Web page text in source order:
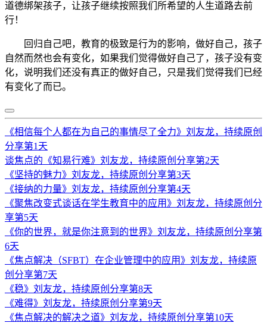
道德绑架孩子，让孩子继续按照我们所希望的人生道路去前
行！
回归自己吧，教育的极致是行为的影响，做好自己，孩子
自然而然也会有变化，如果我们觉得做好自己了，孩子没有变
化，说明我们还没有真正的做好自己，只是我们觉得我们已经
有变化了而已。
《相信每个人都在为自己的事情尽了全力》刘友龙，持续原创
分享第1天
谈焦点的《知易行难》刘友龙，持续原创分享第2天
《坚持的魅力》刘友龙，持续原创分享第3天
《接纳的力量》刘友龙，持续原创分享第4天
《聚焦改变式谈话在学生教育中的应用》刘友龙，持续原创分
享第5天
《你的世界，就是你注意到的世界》刘友龙，持续原创分享第
6天
《焦点解决（SFBT）在企业管理中的应用》刘友龙，持续原
创分享第7天
《稳》刘友龙，持续原创分享第8天
《难得》刘友龙，持续原创分享第9天
《焦点解决的解决之道》刘友龙，持续原创分享第10天